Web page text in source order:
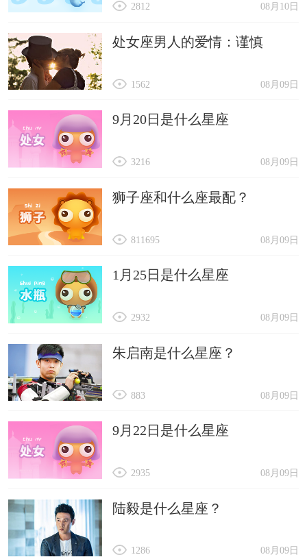
08月10日
2812
处女座男人的爱情：谨慎
08月09日
1562
9月20日是什么星座
08月09日
3216
狮子座和什么座最配？
08月09日
811695
1月25日是什么星座
08月09日
2932
朱启南是什么星座？
08月09日
883
9月22日是什么星座
08月09日
2935
陆毅是什么星座？
08月09日
1286